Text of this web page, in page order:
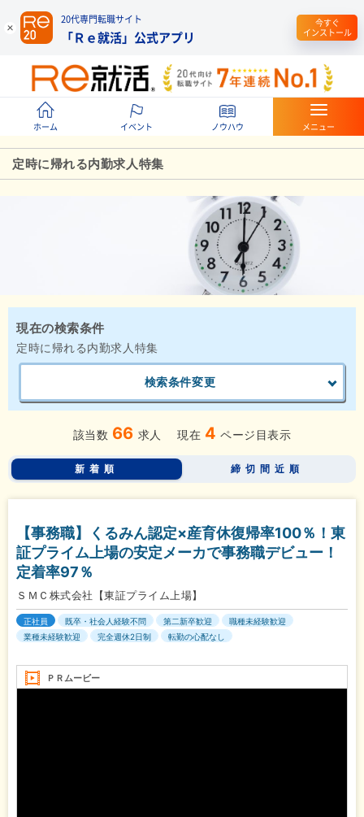
20代専門転職サイト
「Ｒｅ就活」公式アプリ
今すぐ
インストール
ホーム イベント ノウハウ メニュー
定時に帰れる内勤求人特集
現在の検索条件
定時に帰れる内勤求人特集
検索条件変更
該当数 66 求人 現在 4 ページ目表示
新着順 締切間近順
【事務職】くるみん認定×産育休復帰率100％！東
証プライム上場の安定メーカで事務職デビュー！
定着率97％
ＳＭＣ株式会社【東証プライム上場】
正社員 既卒・社会人経験不問 第二新卒歓迎
職種未経験歓迎
業種未経験歓迎
完全週休2日制 転勤の心配なし
ＰＲムービー